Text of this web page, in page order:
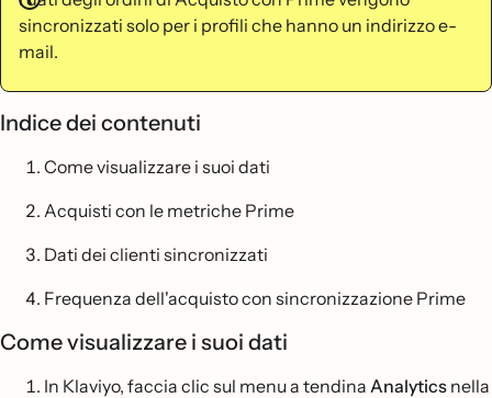
sincronizzati solo per i profili che hanno un indirizzo e-
mail.
Indice dei contenuti
Come visualizzare i suoi dati
Acquisti con le metriche Prime
Dati dei clienti sincronizzati
Frequenza dell'acquisto con sincronizzazione Prime
Come visualizzare i suoi dati
In Klaviyo, faccia clic sul menu a tendina Analytics nella